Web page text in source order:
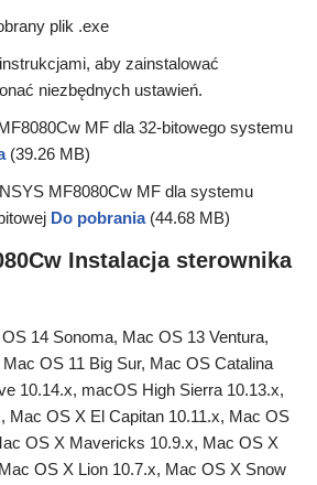
plik .exe
aby zainstalować
niezbędnych ustawień.
MF dla 32-bitowego systemu
(39.26 MB)
MF8080Cw MF dla systemu
Do pobrania (44.68 MB)
Instalacja sterownika
14 Sonoma, Mac OS 13 Ventura,
OS 11 Big Sur, Mac OS Catalina
10.14.x, macOS High Sierra 10.13.x,
Mac OS X El Capitan 10.11.x, Mac OS
OS X Mavericks 10.9.x, Mac OS X
OS X Lion 10.7.x, Mac OS X Snow